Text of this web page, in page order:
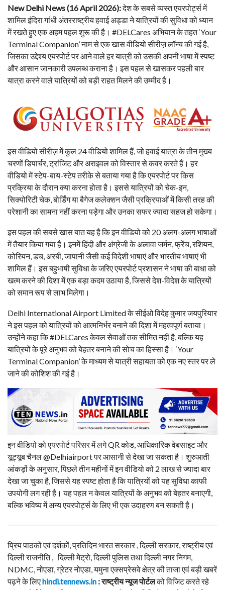
New Delhi News (16 April 2026):देश के सबसे व्यस्त एयरपोर्ट्स में
शामिल इंदिरा गांधी अंतरराष्ट्रीय हवाई अड्डा ने यात्रियों की सुविधा को ध्यान
में रखते हुए एक अहम पहल शुरू की है। #DELCares अभियान के तहत ‘Your
Terminal Companion’ नाम से एक खास वीडियो सीरीज़ लॉन्च की गई है,
जिसका उद्देश्य एयरपोर्ट पर आने वाले हर यात्री को उसकी अपनी भाषा में स्पष्ट
और आसान जानकारी उपलब्ध कराना है। इस पहल से खासकर पहली बार
यात्रा करने वाले यात्रियों को बड़ी राहत मिलने की उम्मीद है।
इस वीडियो सीरीज़ में कुल 24 वीडियो शामिल हैं, जो हवाई यात्रा के तीन मुख्य
चरणों डिपार्चर, ट्रांजिट और अराइवल को विस्तार से कवर करते हैं। हर
वीडियो में स्टेप-बाय-स्टेप तरीके से बताया गया है कि एयरपोर्ट पर किस
प्रक्रिया के दौरान क्या करना होता है। इससे यात्रियों को चेक-इन,
सिक्योरिटी चेक, बोर्डिंग या बैगेज कलेक्शन जैसी प्रक्रियाओं में किसी तरह की
परेशानी का सामना नहीं करना पड़ेगा और उनका सफर ज्यादा सहज हो सकेगा।
इस पहल की सबसे खास बात यह है कि इन वीडियो को 20 अलग-अलग भाषाओं
में तैयार किया गया है। इनमें हिंदी और अंग्रेजी के अलावा जर्मन, फ्रेंच, रशियन,
कोरियन, डच, अरबी, जापानी जैसी कई विदेशी भाषाएं और भारतीय भाषाएं भी
शामिल हैं। इस बहुभाषी सुविधा के जरिए एयरपोर्ट प्रशासन ने भाषा की बाधा को
खत्म करने की दिशा में एक बड़ा कदम उठाया है, जिससे देश-विदेश के यात्रियों
को समान रूप से लाभ मिलेगा।
Delhi International Airport Limited के सीईओ विदेह कुमार जयपुरियार
ने इस पहल को यात्रियों को आत्मनिर्भर बनाने की दिशा में महत्वपूर्ण बताया।
उन्होंने कहा कि #DELCares केवल सेवाओं तक सीमित नहीं है, बल्कि यह
यात्रियों के पूरे अनुभव को बेहतर बनाने की सोच का हिस्सा है। ‘Your
Terminal Companion’ के माध्यम से यात्री सहायता को एक नए स्तर पर ले
जाने की कोशिश की गई है।
इन वीडियो को एयरपोर्ट परिसर में लगे QR कोड, आधिकारिक वेबसाइट और
यूट्यूब चैनल @Delhiairport पर आसानी से देखा जा सकता है। शुरुआती
आंकड़ों के अनुसार, पिछले तीन महीनों में इन वीडियो को 2 लाख से ज्यादा बार
देखा जा चुका है, जिससे यह स्पष्ट होता है कि यात्रियों को यह सुविधा काफी
उपयोगी लग रही है। यह पहल न केवल यात्रियों के अनुभव को बेहतर बनाएगी,
बल्कि भविष्य में अन्य एयरपोर्ट्स के लिए भी एक उदाहरण बन सकती है।
प्रिय पाठकों एवं दर्शकों, प्रतिदिन भारत सरकार , दिल्ली सरकार, राष्ट्रीय एवं
दिल्ली राजनीति , दिल्ली मेट्रो, दिल्ली पुलिस तथा दिल्ली नगर निगम,
NDMC, नोएडा, ग्रेटर नोएडा, यमुना एक्सप्रेसवे क्षेत्र की ताजा एवं बड़ी खबरें
पढ़ने के लिएhindi.tennews.in : राष्ट्रीय न्यूज पोर्टलको विजिट करते रहे